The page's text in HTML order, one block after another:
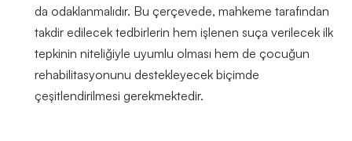
da odaklanmalıdır. Bu çerçevede, mahkeme tarafından
takdir edilecek tedbirlerin hem işlenen suça verilecek ilk
tepkinin niteliğiyle uyumlu olması hem de çocuğun
rehabilitasyonunu destekleyecek biçimde
çeşitlendirilmesi gerekmektedir.